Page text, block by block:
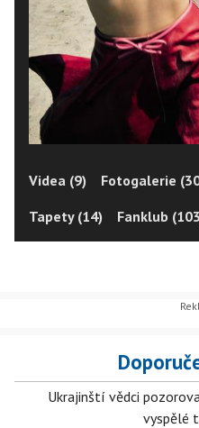
Videa (9) Fotogalerie
Tapety (14)
Fanklub
Ukrajinští vědci
vyspělé